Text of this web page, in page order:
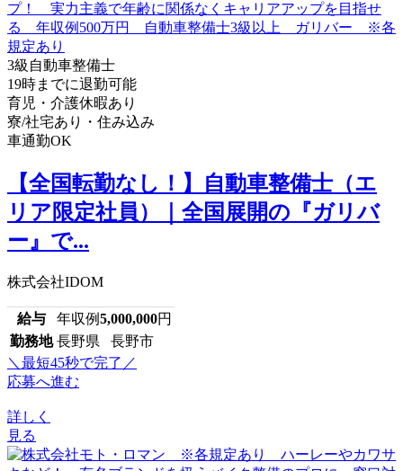
3級自動車整備士
19時までに退勤可能
育児・介護休暇あり
寮/社宅あり・住み込み
車通勤OK
【全国転勤なし！】自動車整備士（エ
リア限定社員）｜全国展開の『ガリバ
ー』で...
株式会社IDOM
給与 年収例5,000,000円
勤務地 長野県 長野市
＼最短45秒で完了／
応募へ進む
詳しく
見る